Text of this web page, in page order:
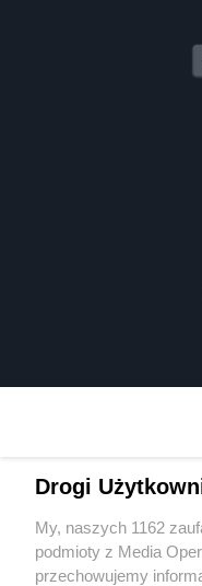
Wydawca mediów
Drogi
My, naszych 1162
podmioty z Media
przechowujemy